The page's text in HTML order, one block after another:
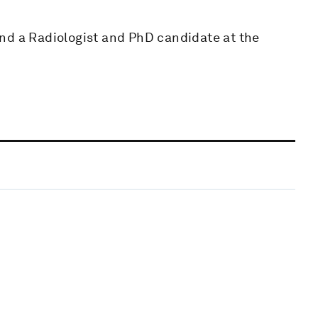
a Radiologist and PhD candidate at the